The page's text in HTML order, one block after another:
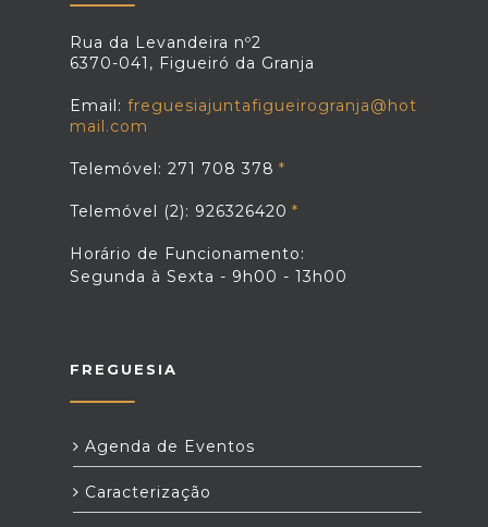
Rua da Levandeira nº2
6370-041, Figueiró da Granja
Email: freguesiajuntafigueirogranja@hot
mail.com
Telemóvel: 271 708 378
Telemóvel (2): 926326420
Horário de Funcionamento:
Segunda à Sexta - 9h00 - 13h00
FREGUESIA
Agenda de Eventos
Caracterização